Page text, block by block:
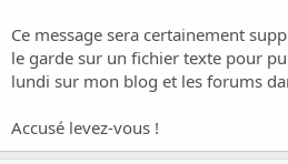
Ce message sera certainement
le garde sur un fichier texte pour
lundi sur mon blog et les forums
Accusé levez-vous !